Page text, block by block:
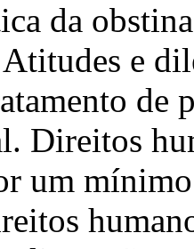
da
e
de
Direitos
um